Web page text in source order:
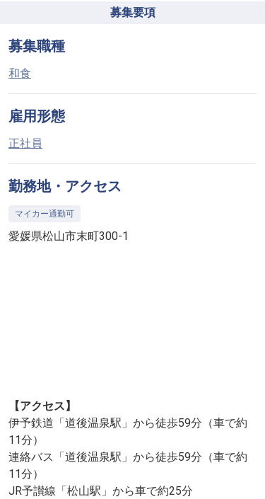
募集要項
募集職種
和食
雇用形態
正社員
勤務地・アクセス
マイカー通勤可
愛媛県松山市末町300-1
【アクセス】
伊予鉄道「道後温泉駅」から徒歩59分（車で約
11分）
連絡バス「道後温泉駅」から徒歩59分（車で約
11分）
JR予讃線「松山駅」から車で約25分